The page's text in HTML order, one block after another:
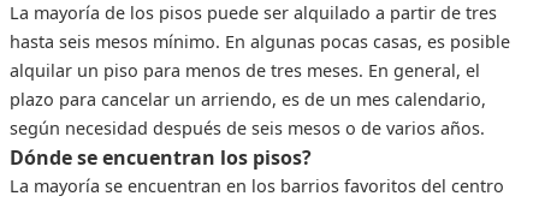
La mayoría de los pisos puede ser alquilado a partir de tres
hasta seis mesos mínimo. En algunas pocas casas, es posible
alquilar un piso para menos de tres meses. En general, el
plazo para cancelar un arriendo, es de un mes calendario,
según necesidad después de seis mesos o de varios años.
Dónde se encuentran los pisos?
La mayoría se encuentran en los barrios favoritos del centro